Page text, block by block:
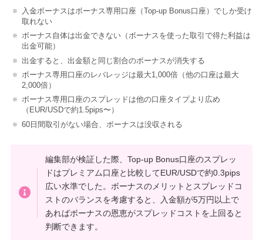
入金ボーナスはボーナス専用口座（Top-up Bonus口座）でしか受け
取れない
ボーナス自体は出金できない（ボーナスを使った取引で得た利益は
出金可能）
出金すると、出金額と同じ割合のボーナスが消失する
ボーナス専用口座のレバレッジは最大1,000倍（他の口座は最大
2,000倍）
ボーナス専用口座のスプレッドは他の口座タイプより広め
（EUR/USDで約1.5pips〜）
60日間取引がない場合、ボーナスは没収される
編集部が検証した際、Top-up Bonus口座のスプレッ
ドはプレミアム口座と比較してEUR/USDで約0.3pips
広い水準でした。ボーナスのメリットとスプレッドコ
ストのバランスを考慮すると、入金額が5万円以上で
あればボーナスの恩恵がスプレッドコストを上回ると
判断できます。